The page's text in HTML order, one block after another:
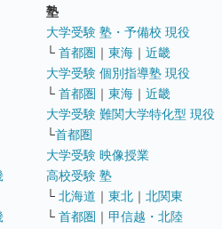
塾
大学受験 塾・予備校 現役
└ 首都圏 ｜ 東海 ｜ 近畿
大学受験 個別指導塾 現役
└ 首都圏 ｜ 東海 ｜ 近畿
大学受験 難関大学特化型 現役
└首都圏
大学受験 映像授業
高校受験 塾
└ 北海道 ｜ 東北 ｜ 北関東
└ 首都圏 ｜ 甲信越・北陸